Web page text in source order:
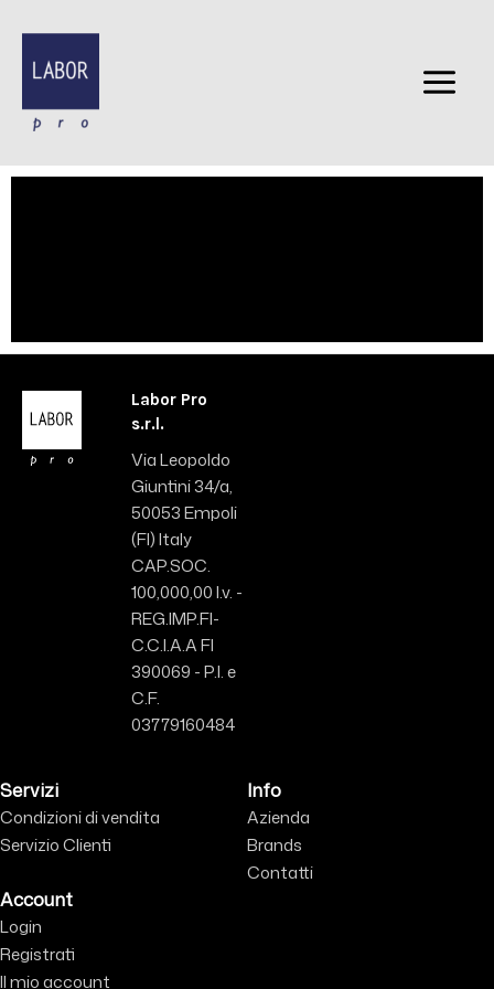
content
Labor Pro
s.r.l.
Via Leopoldo
Giuntini 34/a,
50053 Empoli
(FI) Italy
CAP.SOC.
100,000,00 I.v. -
REG.IMP.FI-
C.C.I.A.A FI
390069 - P.I. e
C.F.
03779160484
Info
Azienda
Brands
Contatti
Servizi
Condizioni di vendita
Servizio Clienti
Account
Login
Registrati
Il mio account